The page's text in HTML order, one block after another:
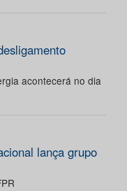
acontecerá no dia
lança grupo